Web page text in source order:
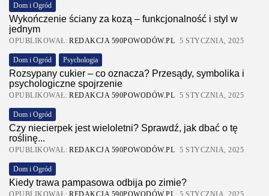
Dom i Ogród
Wykończenie ściany za kozą – funkcjonalność i styl w
jednym
OPUBLIKOWAŁ: REDAKCJA 590POWODÓW.PL 5 STYCZNIA, 2025
Dom i Ogród Psychologia
Rozsypany cukier – co oznacza? Przesądy, symbolika i
psychologiczne spojrzenie
OPUBLIKOWAŁ: REDAKCJA 590POWODÓW.PL 5 STYCZNIA, 2025
Dom i Ogród
Czy niecierpek jest wieloletni? Sprawdź, jak dbać o tę
roślinę...
OPUBLIKOWAŁ: REDAKCJA 590POWODÓW.PL 5 STYCZNIA, 2025
Dom i Ogród
Kiedy trawa pampasowa odbija po zimie?
OPUBLIKOWAŁ: REDAKCJA 590POWODÓW.PL 5 STYCZNIA, 2025